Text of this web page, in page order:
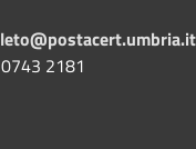
2181